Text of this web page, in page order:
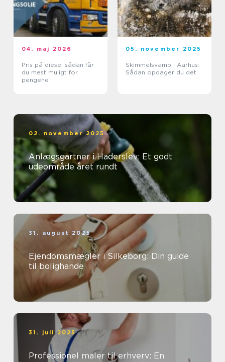
04. maj 2026
Pris på diesel sådan får
du mest muligt for
pengene
05. november 2025
Skimmelsvamp i Aarhus:
Sådan opdager du det
02. november 2025
Anlægsgartner i Haderslev: Et godt
udeområde året rundt
31. august 2025
Ejendomsmægler i Silkeborg: Din guide
til bolighande
31. juli 2025
Professionel maler til erhverv: En